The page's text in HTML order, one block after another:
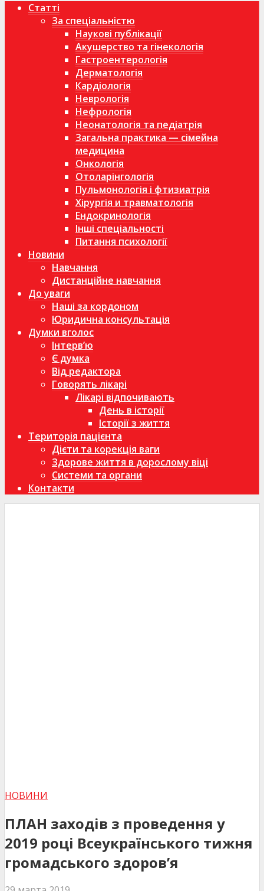
Статті
За спеціальністю
Наукові публікації
Акушерство та гінекологія
Гастроентерологія
Дерматологія
Кардіологія
Неврологія
Нефрологія
Неонатологія та педіатрія
Загальна практика — сімейна
медицина
Онкологія
Отоларінгологія
Пульмонологія і фтизиатрія
Хірургія и травматологія
Ендокринологія
Інші спеціальності
Питання психології
Новини
Навчання
Дистанційне навчання
До уваги
Наші за кордоном
Юридична консультація
Думки вголос
Інтерв’ю
Є думка
Від редактора
Говорять лікарі
Лікарі відпочивають
День в історії
Історії з життя
Територія пацієнта
Дієти та корекція ваги
Здорове життя в дорослому віці
Системи та органи
Контакти
НОВИНИ
ПЛАН заходів з проведення у
2019 році Всеукраїнського тижня
громадського здоров’я